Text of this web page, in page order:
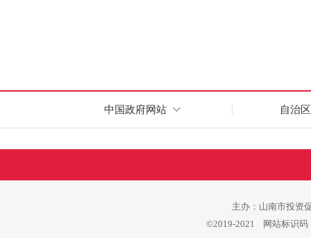
中国政府网站 自治
主办：山南市投资
©2019-2021 网站标识